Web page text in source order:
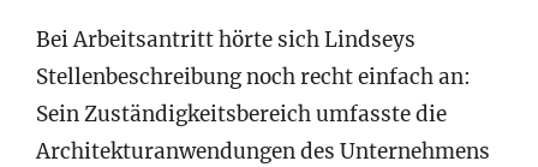
Bei Arbeitsantritt hörte sich Lindseys
Stellenbeschreibung noch recht einfach an:
Sein Zuständigkeitsbereich umfasste die
Architekturanwendungen des Unternehmens